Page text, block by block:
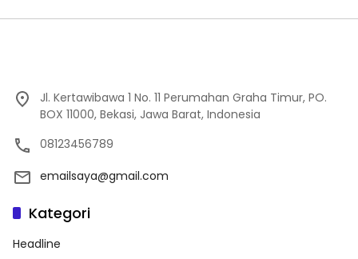
Jl. Kertawibawa 1 No. 11 Perumahan Graha Timur, PO.
BOX 11000, Bekasi, Jawa Barat, Indonesia
08123456789
emailsaya@gmail.com
Kategori
Headline